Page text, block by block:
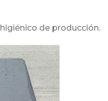
de producción.